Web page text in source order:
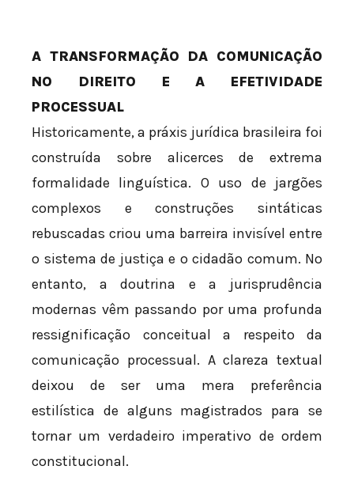
A TRANSFORMAÇÃO DA COMUNICAÇÃO
NO DIREITO E A EFETIVIDADE
PROCESSUAL
Historicamente, a práxis jurídica brasileira foi
construída sobre alicerces de extrema
formalidade linguística. O uso de jargões
complexos e construções sintáticas
rebuscadas criou uma barreira invisível entre
o sistema de justiça e o cidadão comum. No
entanto, a doutrina e a jurisprudência
modernas vêm passando por uma profunda
ressignificação conceitual a respeito da
comunicação processual. A clareza textual
deixou de ser uma mera preferência
estilística de alguns magistrados para se
tornar um verdadeiro imperativo de ordem
constitucional.